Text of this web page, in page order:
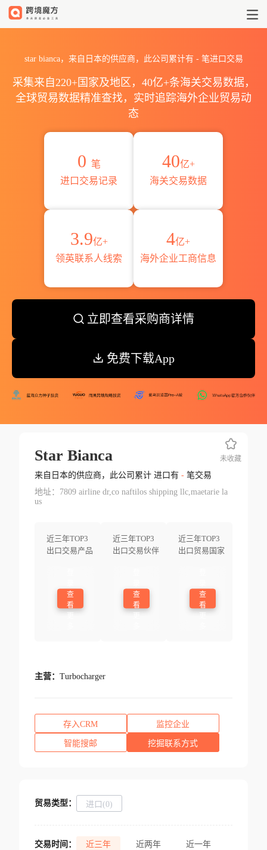
star bianca，来自日本的供应商，此公司累计有 -笔进口交易
采集来自220+国家及地区，40亿+条海关交易数据，
全球贸易数据精准查找，实时追踪海外企业贸易动
态
0 笔
进口交易记录
40亿+
海关交易数据
3.9亿+
领英联系人线索
4亿+
海外企业工商信息
立即查看采购商详情
免费下载App
Star Bianca
来自日本的供应商，此公司累计 进口有 -笔交易
地址：7809 airline dr,co naftilos shipping llc,maetarie la
us
近三年TOP3
出口交易产品
查
看
近三年TOP3
出口交易伙伴
查
看
近三年TOP3
出口贸易国家
查
看
未收藏
主营： Turbocharger
存入CRM 监控企业
智能搜邮 挖掘联系方式
贸易类型： 进口(0)
交易时间： 近三年 近两年 近一年